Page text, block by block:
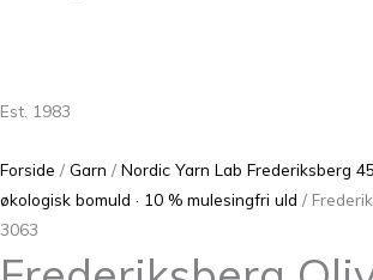
Est. 1983
Forside / Garn / Nordic Yarn Lab Frederiksberg
økologisk bomuld · 10 % mulesingfri uld /
3063